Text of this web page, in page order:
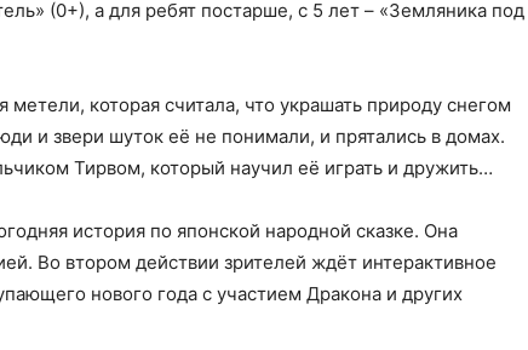
(0+), а для ребят постарше, с 5 лет – «Земляника под
которая считала, что украшать природу снегом
и звери шуток её не понимали, и прятались в домах.
Тирвом, который научил её играть и дружить…
история по японской народной сказке. Она
Во втором действии зрителей ждёт интерактивное
нового года с участием Дракона и других